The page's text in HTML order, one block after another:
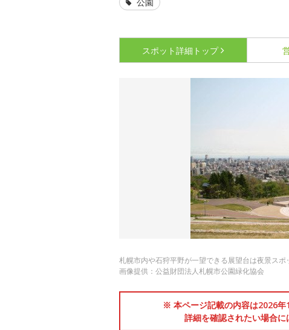
スポット詳細 トップ
札幌市内や石狩平野が一望できる展望台は夜景スポ
画像提供：公益財団法人札幌市公園緑化協会
※ 本ページ記載の内容は2026年
詳細を確認されたい場合に